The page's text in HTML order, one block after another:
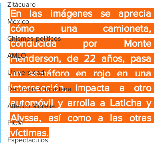
Zitácuaro
México
Chismes políticos
AMLO
Universidad
Denuncia Ciudadana
Atlético Morelia
FICM
Espectáculos
En las imágenes se aprecia
cómo una camioneta,
conducida por Monte
Henderson, de 22 años, pasa
un semáforo en rojo en una
intersección, impacta a otro
automóvil y arrolla a Laticha y
Alyssa, así como a las otras
víctimas.